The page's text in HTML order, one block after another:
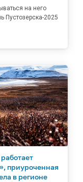
на него
Пустозерска-2025
приуроченная
в регионе